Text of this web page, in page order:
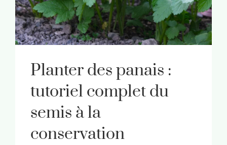
Planter des panais :
tutoriel complet du
semis à la
conservation